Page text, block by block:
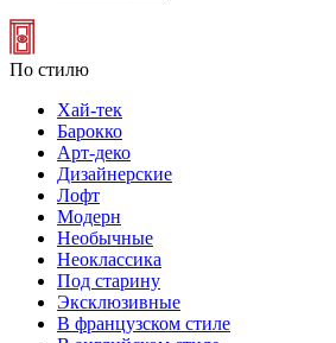
По стилю
Хай-тек
Барокко
Арт-деко
Дизайнерские
Лофт
Модерн
Необычные
Неоклассика
Под старину
Эксклюзивные
В французском стиле